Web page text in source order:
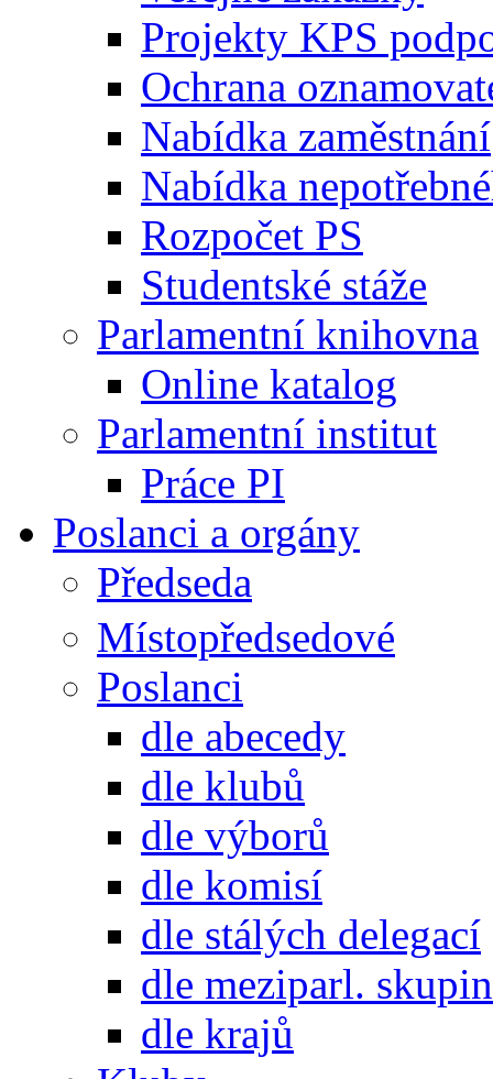
Projekty KPS
Ochrana
Nabídka zaměstnání
Nabídka
Rozpočet PS
Studentské stáže
Parlamentní knihovna
Online katalog
Parlamentní institut
Práce PI
Poslanci a orgány
Předseda
Místopředsedové
Poslanci
dle abecedy
dle klubů
dle výborů
dle komisí
dle stálých delegací
dle meziparl. skupin
dle krajů